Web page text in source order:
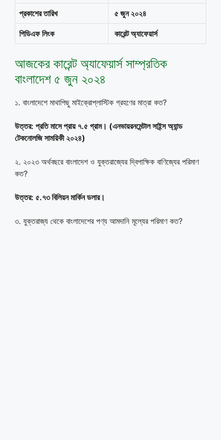
প্রকাশের তারিখ ৫ জুন ২০২৪
পিডিএফ লিংক কারেন্ট অ্যাফেয়ার্স
আজকের কারেন্ট অ্যাফেয়ার্স সাম্প্রতিক
বাংলাদেশ ৫ জুন ২০২৪
১. বাংলাদেশে মাথাপিছু মাইক্রোপ্লাস্টিক গ্রহণের মাত্রা কত?
উত্তর: প্রতি মাসে প্রায় ৭.৫ গ্রাম। (এনভায়রনমেন্টাল সাইন্স অ্যান্ড
টেকনোলজি সাময়িকী ২০২৪)
২. ২০২৩ অর্থবছরে বাংলাদেশ ও যুক্তরাজ্যের দ্বিপাক্ষিক বাণিজ্যের পরিমাণ
কত?
উত্তর: ৫.৭৩ বিলিয়ন মার্কিন ডলার।
৩. যুক্তরাজ্য থেকে বাংলাদেশের পণ্য আমদানি মূল্যের পরিমাণ কত?